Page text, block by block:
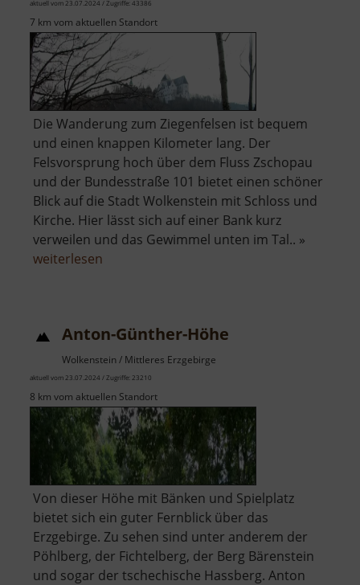
aktuell vom 23.07.2024 / Zugriffe: 43386
7 km vom aktuellen Standort
Die Wanderung zum Ziegenfelsen ist bequem
und einen knappen Kilometer lang. Der
Felsvorsprung hoch über dem Fluss Zschopau
und der Bundesstraße 101 bietet einen schöner
Blick auf die Stadt Wolkenstein mit Schloss und
Kirche. Hier lässt sich auf einer Bank kurz
verweilen und das Gewimmel unten im Tal.. »
weiterlesen
Anton-Günther-Höhe
Wolkenstein / Mittleres Erzgebirge
aktuell vom 23.07.2024 / Zugriffe: 23210
8 km vom aktuellen Standort
Von dieser Höhe mit Bänken und Spielplatz
bietet sich ein guter Fernblick über das
Erzgebirge. Zu sehen sind unter anderem der
Pöhlberg, der Fichtelberg, der Berg Bärenstein
und sogar der tschechische Hassberg. Anton